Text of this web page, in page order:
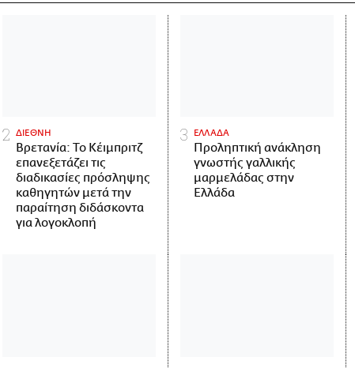
ΔΙΕΘΝΗ
Βρετανία: Το Κέιμπριτζ
επανεξετάζει τις
διαδικασίες πρόσληψης
καθηγητών μετά την
παραίτηση διδάσκοντα
για λογοκλοπή
ΕΛΛΑΔΑ
Προληπτική ανάκληση
γνωστής γαλλικής
μαρμελάδας στην
Ελλάδα